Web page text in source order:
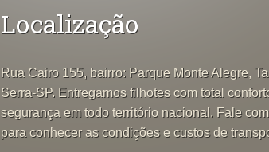
Localização
Rua Cairo 155, bairro: Parque Monte Alegre,
Serra-SP. Entregamos filhotes com total
segurança em todo território nacional. Fale
para conhecer as condições e custos de